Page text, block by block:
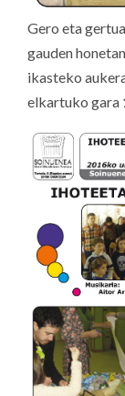
Gero eta
gauden
ikasteko
elkartuko gara